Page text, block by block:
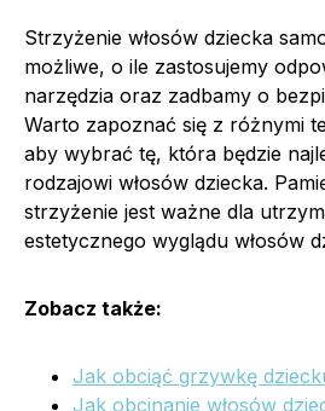
Strzyżenie włosów dziecka
możliwe, o ile zastosujemy
narzędzia oraz zadbamy o
Warto zapoznać się z różnymi
aby wybrać tę, która będzie
rodzajowi włosów dziecka.
strzyżenie jest ważne dla
estetycznego wyglądu włosów
Zobacz także:
Jak obciąć grzywkę
Jak obcinanie włosów